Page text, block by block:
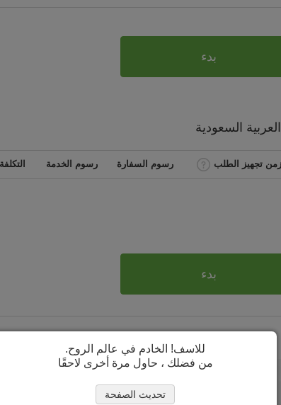
بدء
السعودية
زمن تجهيز الطلب رسوم السفارة رسوم الخدمة
بدء
للاسف! الخادم في عالم الروح.
من فضلك ، حاول مرة أخرى لاحقًا
تحديث الصفحة